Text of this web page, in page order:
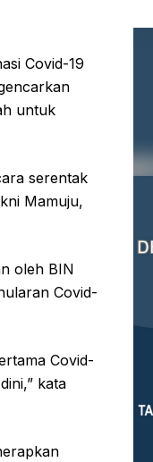
Covid-19
untuk
serentak
Mamuju,
oleh BIN
Covid-
Covid-
kata